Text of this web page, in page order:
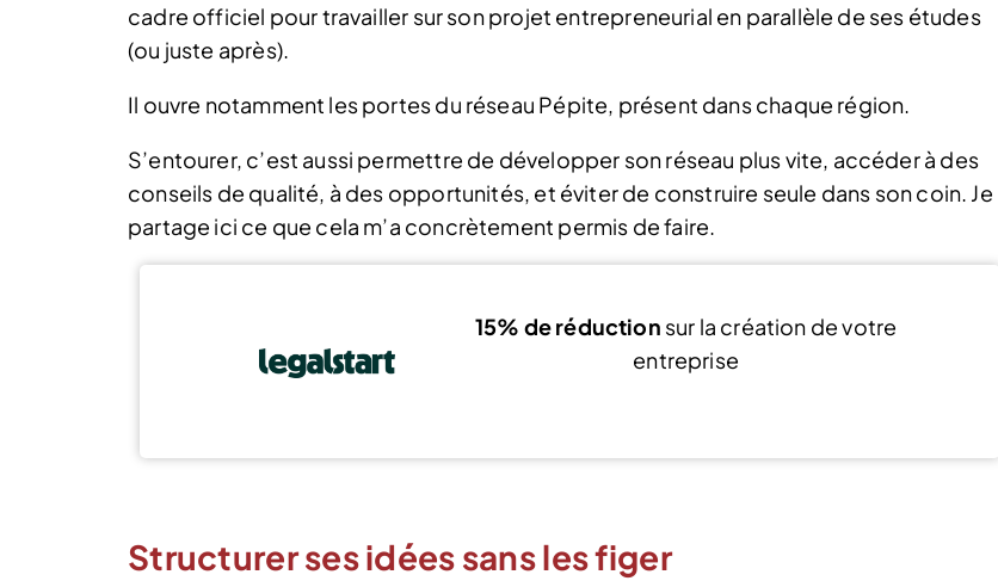
cadre officiel pour travailler sur son projet entrepreneurial en parallèle de ses études
(ou juste après).
Il ouvre notamment les portes du réseau Pépite, présent dans chaque région.
S’entourer, c’est aussi permettre de développer son réseau plus vite, accéder à des
conseils de qualité, à des opportunités, et éviter de construire seule dans son coin. Je
partage ici ce que cela m’a concrètement permis de faire.
15% de réduction sur la création de votre
entreprise
Structurer ses idées sans les figer